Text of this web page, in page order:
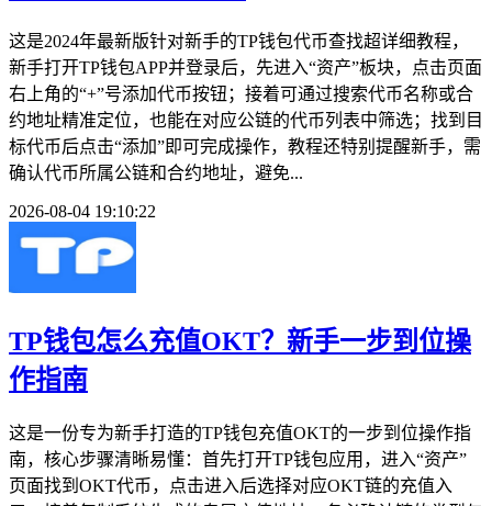
这是2024年最新版针对新手的TP钱包代币查找超详细教程，
新手打开TP钱包APP并登录后，先进入“资产”板块，点击页面
右上角的“+”号添加代币按钮；接着可通过搜索代币名称或合
约地址精准定位，也能在对应公链的代币列表中筛选；找到目
标代币后点击“添加”即可完成操作，教程还特别提醒新手，需
确认代币所属公链和合约地址，避免...
2026-08-04 19:10:22
TP钱包怎么充值OKT？新手一步到位操
作指南
这是一份专为新手打造的TP钱包充值OKT的一步到位操作指
南，核心步骤清晰易懂：首先打开TP钱包应用，进入“资产”
页面找到OKT代币，点击进入后选择对应OKT链的充值入